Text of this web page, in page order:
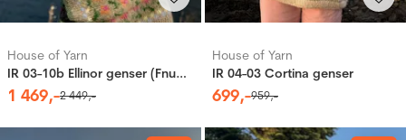
House of Yarn
IR 03-10b Ellinor genser (Fnugg in Florence)
1 469,-2 449,-
House of Yarn
IR 04-03 Cortina genser
699,-959,-